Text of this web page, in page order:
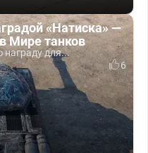
«Натиска» —
Мире танков
награду для...
6